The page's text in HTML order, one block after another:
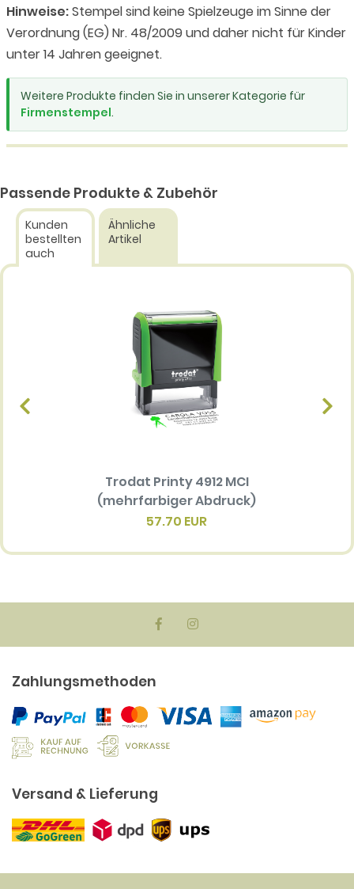
Hinweise:Stempel sind keine Spielzeuge im Sinne der
Verordnung (EG) Nr. 48/2009 und daher nicht für Kinder
unter 14 Jahren geeignet.
Weitere Produkte finden Sie in unserer Kategorie für
Firmenstempel.
Passende Produkte & Zubehör
Kunden
bestellten
auch
Ähnliche
Artikel
Trodat Printy 4912 MCI
(mehrfarbiger Abdruck)
57.70 EUR
Zahlungsmethoden
Versand & Lieferung